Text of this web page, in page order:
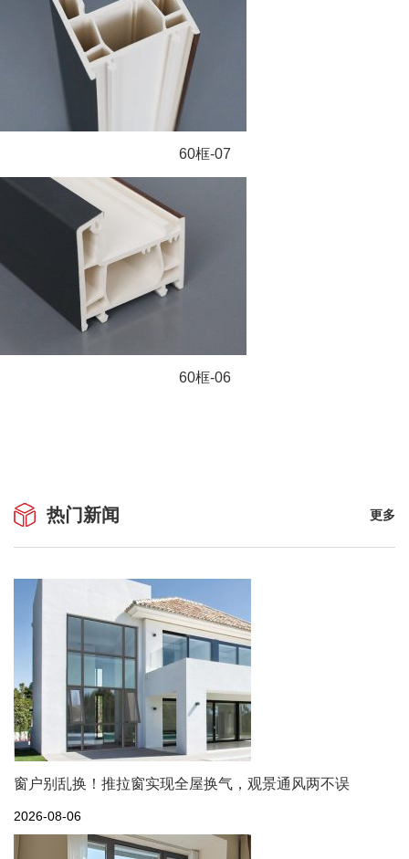
60框-07
60框-06
热门新闻 更多
窗户别乱换！推拉窗实现全屋换气，观景通风两不误
2026-08-06